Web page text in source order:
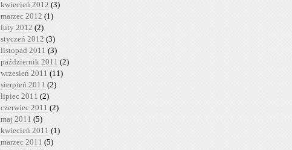
kwiecień 2012 (3)
marzec 2012 (1)
luty 2012 (2)
styczeń 2012 (3)
listopad 2011 (3)
październik 2011 (2)
wrzesień 2011 (11)
sierpień 2011 (2)
lipiec 2011 (2)
czerwiec 2011 (2)
maj 2011 (5)
kwiecień 2011 (1)
marzec 2011 (5)